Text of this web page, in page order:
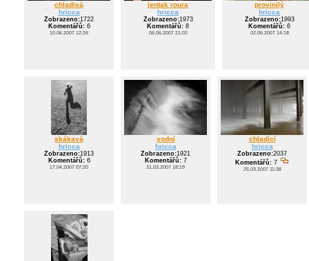
chladivá
hricca
Zobrazeno:1722
Komentářů:6
10.06.2007 12:26
jentak roura
hricca
Zobrazeno:1973
Komentářů: 8
06.06.2007 21:02
provinilý
hricca
Zobrazeno:1993
Komentářů: 6
02.06.2007 14:18
skákavá
hricca
Zobrazeno:1913
Komentářů:6
17.04.2007 07:20
vodní
hricca
Zobrazeno:1921
Komentářů:7
31.03.2007 18:19
chladící
hricca
Zobrazeno:2037
Komentářů: 7
25.03.2007 11:38